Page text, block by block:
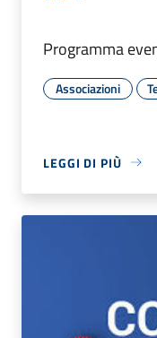
Programma
Associazioni
LEGGI DI PIÙ